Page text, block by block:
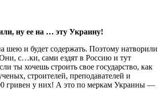
ну ее на … эту Украину!
шею и будет содержать. Поэтому натворили
с…ки, сами ездят в Россию и тут
ты хочешь строить свое государство, как
строителей, преподавателей и
гривен у них! А это по меркам Украины —